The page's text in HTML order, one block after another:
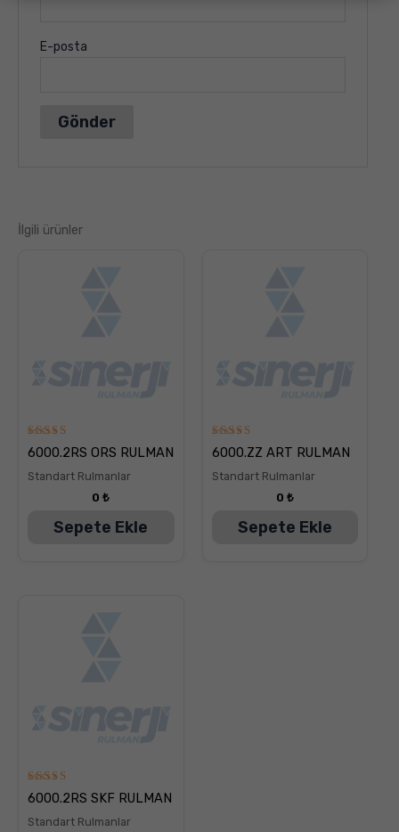
E-posta
İlgili ürünler
5
üzerinden
oy aldı
6000.2RS ORS RULMAN
Standart Rulmanlar
0₺
Sepete Ekle
5
üzerinden
oy aldı
6000.ZZ ART RULMAN
Standart Rulmanlar
0 ₺
Sepete Ekle
5
üzerinden
oy aldı
6000.2RS SKF RULMAN
Standart Rulmanlar